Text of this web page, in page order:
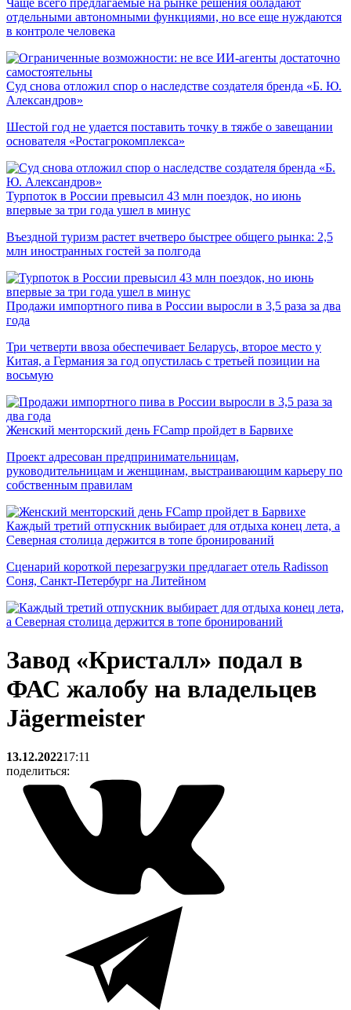
Чаще всего предлагаемые на рынке решения обладают
отдельными автономными функциями, но все еще нуждаются
в контроле человека
Суд снова отложил спор о наследстве создателя бренда «Б. Ю.
Александров»
Шестой год не удается поставить точку в тяжбе о завещании
основателя «Ростагрокомплекса»
Турпоток в России превысил 43 млн поездок, но июнь
впервые за три года ушел в минус
Въездной туризм растет вчетверо быстрее общего рынка: 2,5
млн иностранных гостей за полгода
Продажи импортного пива в России выросли в 3,5 раза за два
года
Три четверти ввоза обеспечивает Беларусь, второе место у
Китая, а Германия за год опустилась с третьей позиции на
восьмую
Женский менторский день FCamp пройдет в Барвихе
Проект адресован предпринимательницам,
руководительницам и женщинам, выстраивающим карьеру по
собственным правилам
Каждый третий отпускник выбирает для отдыха конец лета, а
Северная столица держится в топе бронирований
Сценарий короткой перезагрузки предлагает отель Radisson
Соня, Санкт-Петербург на Литейном
Завод «Кристалл» подал в
ФАС жалобу на владельцев
Jägermeister
13.12.202217:11
поделиться: